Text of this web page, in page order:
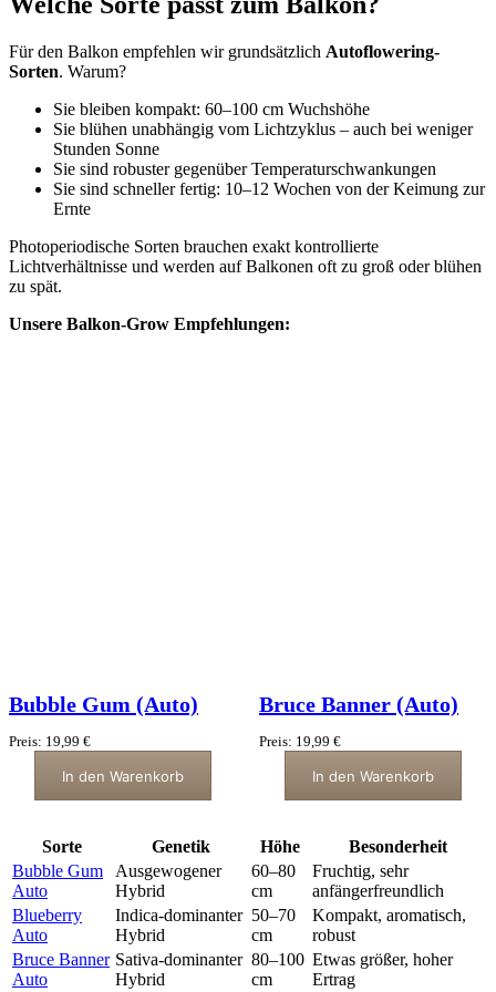
Für den Balkon empfehlen wir grundsätzlich Autoflowering-
Sorten. Warum?
Sie bleiben kompakt: 60–100 cm Wuchshöhe
Sie blühen unabhängig vom Lichtzyklus – auch bei weniger
Stunden Sonne
Sie sind robuster gegenüber Temperaturschwankungen
Sie sind schneller fertig: 10–12 Wochen von der Keimung zur
Ernte
Photoperiodische Sorten brauchen exakt kontrollierte
Lichtverhältnisse und werden auf Balkonen oft zu groß oder blühen
zu spät.
Unsere Balkon-Grow Empfehlungen:
Bubble Gum (Auto)
Preis: 19,99 €
In den Warenkorb
Bruce Banner (Auto)
Preis: 19,99 €
In den Warenkorb
Sorte Genetik Höhe
Besonderheit
Bubble Gum
Auto
Ausgewogener
Hybrid
60–80
cm
Fruchtig, sehr
anfängerfreundlich
Blueberry
Auto
Indica-dominanter
Hybrid
50–70
cm
Kompakt, aromatisch,
robust
Bruce Banner
Auto
Sativa-dominanter
Hybrid
80–100
cm
Etwas größer, hoher
Ertrag